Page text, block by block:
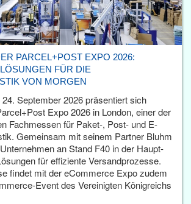
PARCEL+POST EXPO 2026:
FÜR DIE
VON MORGEN
September 2026 präsentiert sich
Expo 2026 in London, einer der
Fachmessen für Paket-, Post- und E-
Gemeinsam mit seinem Partner Bluhm
an Stand F40 in der Haupt­
für effiziente Versandprozesse.
findet mit der eCommerce Expo zudem
Event des Vereinigten Königreichs